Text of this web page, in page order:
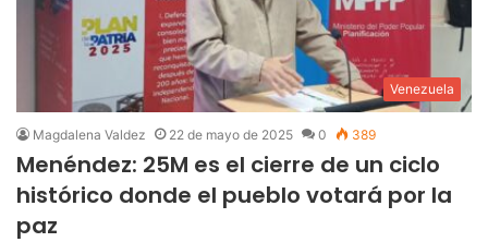
Venezuela
Magdalena Valdez 22 de mayo de 2025 0 389
Menéndez: 25M es el cierre de un ciclo
histórico donde el pueblo votará por la
paz